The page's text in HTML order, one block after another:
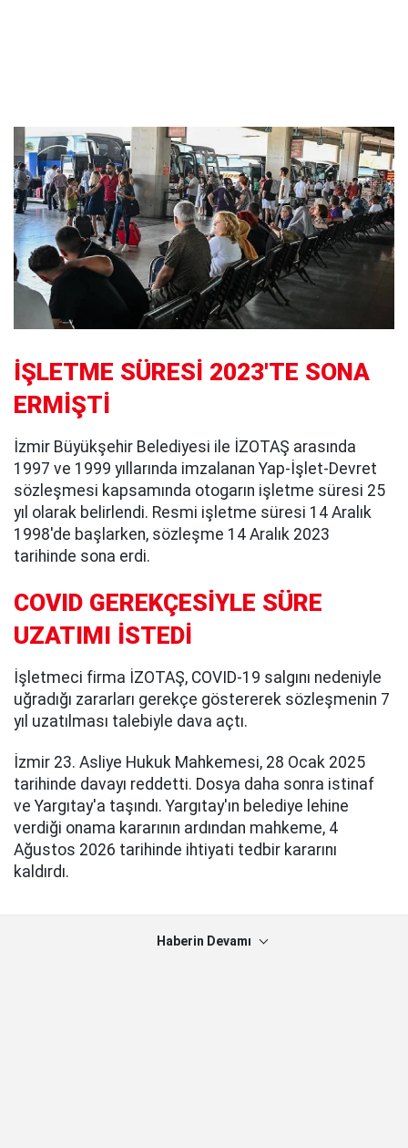
İŞLETME SÜRESİ 2023'TE SONA
ERMİŞTİ
İzmir Büyükşehir Belediyesi ile İZOTAŞ arasında
1997 ve 1999 yıllarında imzalanan Yap-İşlet-Devret
sözleşmesi kapsamında otogarın işletme süresi 25
yıl olarak belirlendi. Resmi işletme süresi 14 Aralık
1998'de başlarken, sözleşme 14 Aralık 2023
tarihinde sona erdi.
COVID GEREKÇESİYLE SÜRE
UZATIMI İSTEDİ
İşletmeci firma İZOTAŞ, COVID-19 salgını nedeniyle
uğradığı zararları gerekçe göstererek sözleşmenin 7
yıl uzatılması talebiyle dava açtı.
İzmir 23. Asliye Hukuk Mahkemesi, 28 Ocak 2025
tarihinde davayı reddetti. Dosya daha sonra istinaf
ve Yargıtay'a taşındı. Yargıtay'ın belediye lehine
verdiği onama kararının ardından mahkeme, 4
Ağustos 2026 tarihinde ihtiyati tedbir kararını
kaldırdı.
Haberin Devamı